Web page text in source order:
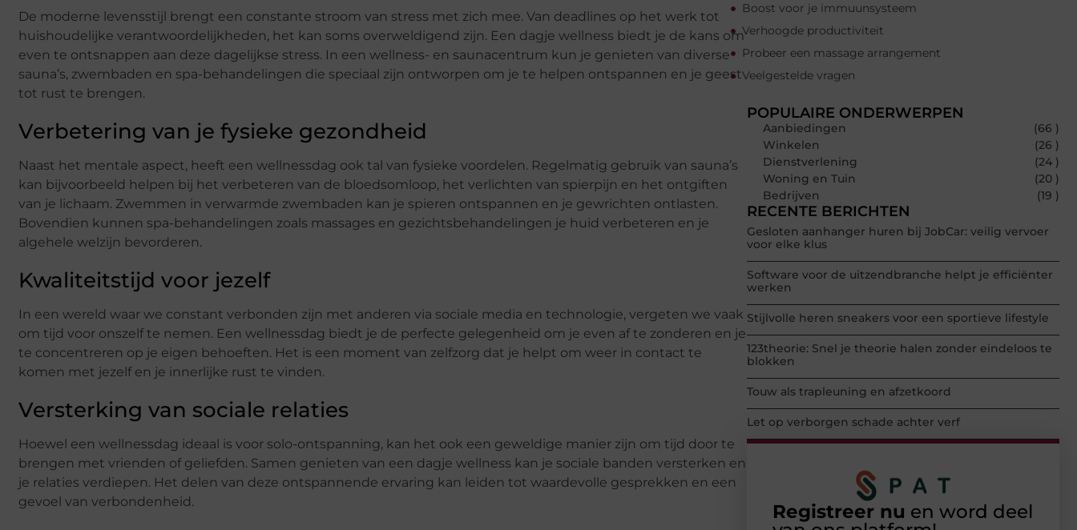
De moderne levensstijl brengt een constante stroom van stress met zich mee. Van deadlines op het werk tot
huishoudelijke verantwoordelijkheden, het kan soms overweldigend zijn. Een dagje wellness biedt je de kans om
even te ontsnappen aan deze dagelijkse stress. In een wellness- en saunacentrum kun je genieten van diverse
sauna’s, zwembaden en spa-behandelingen die speciaal zijn ontworpen om je te helpen ontspannen en je geest
tot rust te brengen.
Verbetering van je fysieke gezondheid
Naast het mentale aspect, heeft een wellnessdag ook tal van fysieke voordelen. Regelmatig gebruik van sauna’s
kan bijvoorbeeld helpen bij het verbeteren van de bloedsomloop, het verlichten van spierpijn en het ontgiften
van je lichaam. Zwemmen in verwarmde zwembaden kan je spieren ontspannen en je gewrichten ontlasten.
Bovendien kunnen spa-behandelingen zoals massages en gezichtsbehandelingen je huid verbeteren en je
algehele welzijn bevorderen.
Kwaliteitstijd voor jezelf
In een wereld waar we constant verbonden zijn met anderen via sociale media en technologie, vergeten we vaak
om tijd voor onszelf te nemen. Een wellnessdag biedt je de perfecte gelegenheid om je even af te zonderen en je
te concentreren op je eigen behoeften. Het is een moment van zelfzorg dat je helpt om weer in contact te
komen met jezelf en je innerlijke rust te vinden.
Versterking van sociale relaties
Hoewel een wellnessdag ideaal is voor solo-ontspanning, kan het ook een geweldige manier zijn om tijd door te
brengen met vrienden of geliefden. Samen genieten van een dagje wellness kan je sociale banden versterken en
je relaties verdiepen. Het delen van deze ontspannende ervaring kan leiden tot waardevolle gesprekken en een
gevoel van verbondenheid.
Boost voor je immuunsysteem
Verhoogde productiviteit
Probeer een massage arrangement
Veelgestelde vragen
POPULAIRE ONDERWERPEN
Aanbiedingen
(66 )
Winkelen
(26 )
Dienstverlening
(24 )
Woning en Tuin
(20 )
Bedrijven
(19 )
RECENTE BERICHTEN
Gesloten aanhanger huren bij JobCar: veilig vervoer
voor elke klus
Software voor de uitzendbranche helpt je efficiënter
werken
Stijlvolle heren sneakers voor een sportieve lifestyle
123theorie: Snel je theorie halen zonder eindeloos te
blokken
Touw als trapleuning en afzetkoord
Let op verborgen schade achter verf
Registreer nu en word deel